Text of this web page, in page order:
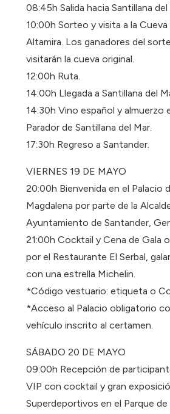
08:45h Salida hacia Santillana del
10:00h Sorteo y visita a la Cueva
Altamira. Los ganadores del
visitarán la cueva original.
12:00h Ruta.
14:00h Llegada a Santillana del
14:30h Vino español y almuerzo
Parador de Santillana del Mar.
17:30h Regreso a Santander.
VIERNES 19 DE MAYO
20:00h Bienvenida en el Palacio
Magdalena por parte de la
Ayuntamiento de Santander,
21:00h Cocktail y Cena de Gala
por el Restaurante El Serbal,
con una estrella Michelin.
*Código vestuario: etiqueta o
*Acceso al Palacio obligatorio
vehículo inscrito al certamen.
SÁBADO 20 DE MAYO
09:00h Recepción de
VIP con cocktail y gran
Superdeportivos en el Parque de